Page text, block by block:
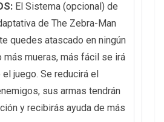
El Sistema (opcional) de
de The Zebra-Man
quedes atascado en ningún
más mueras, más fácil se irá
juego. Se reducirá el
sus armas tendrán
y recibirás ayuda de más